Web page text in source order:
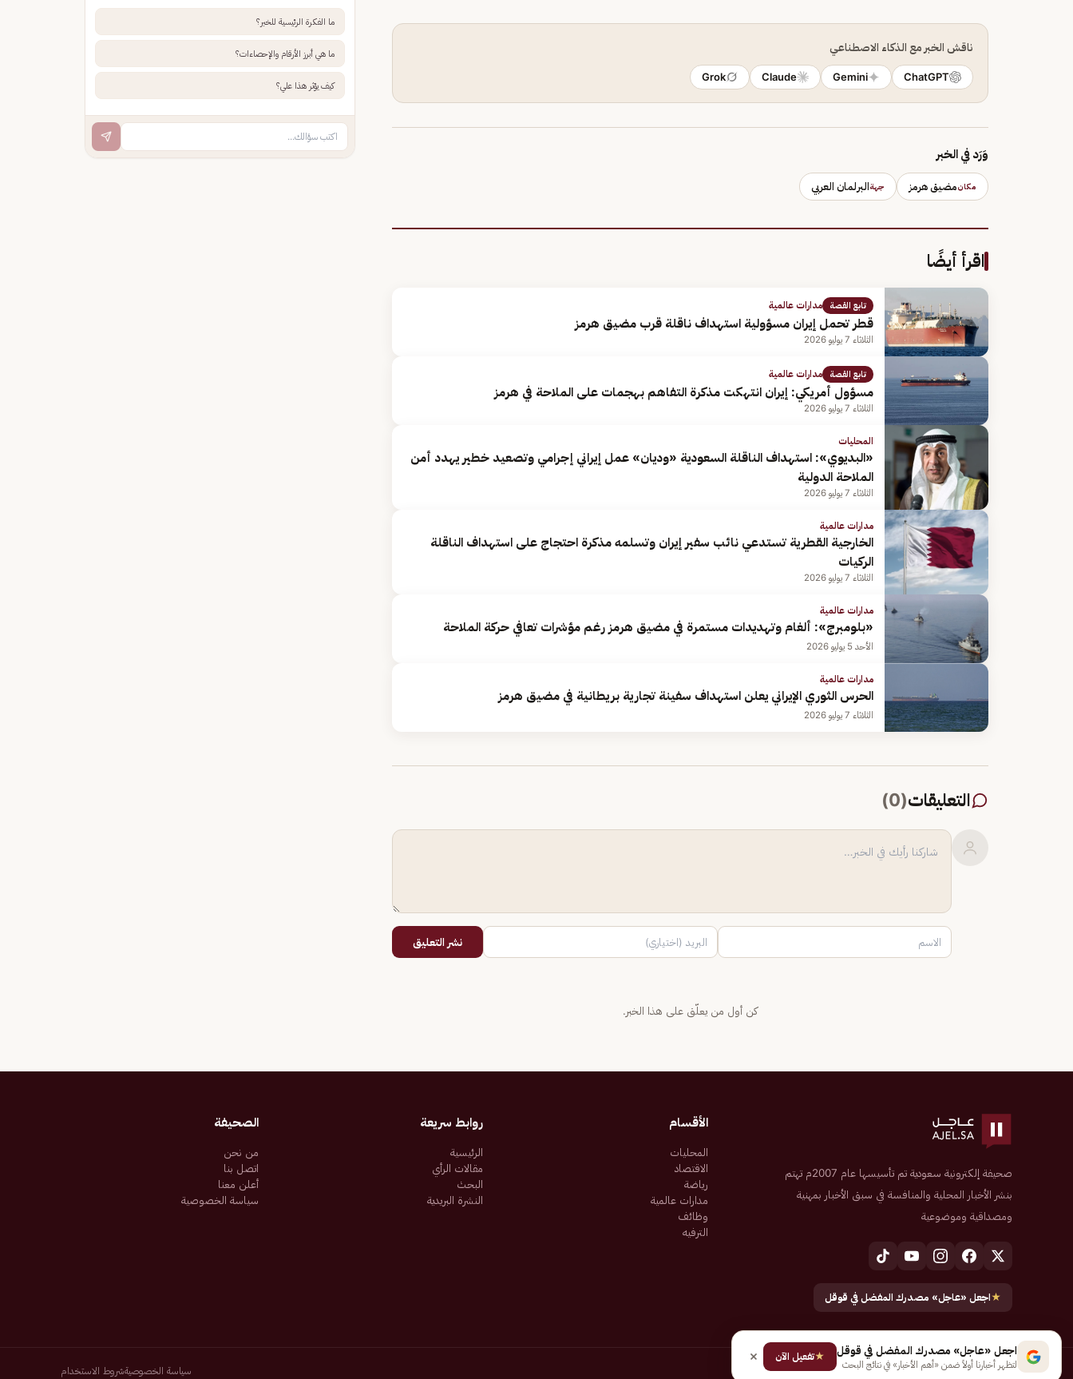
ناقش الخبر مع الذكاء الاصطناعي
ChatGPT
Gemini
Claude
Grok
وَرَد في الخبر
مكانمضيق هرمز جهةالبرلمان العربي
اقرأ أيضًا
تابع القصة مدارات عالمية
قطر تحمل إيران مسؤولية استهداف ناقلة قرب مضيق هرمز
الثلاثاء 7 يوليو 2026
تابع القصة مدارات عالمية
مسؤول أمريكي: إيران انتهكت مذكرة التفاهم بهجمات على الملاحة في هرمز
الثلاثاء 7 يوليو 2026
المحليات
«البديوي»: استهداف الناقلة السعودية «وديان» عمل إيراني إجرامي وتصعيد خطير يهدد أمن
الملاحة الدولية
الثلاثاء 7 يوليو 2026
مدارات عالمية
الخارجية القطرية تستدعي نائب سفير إيران وتسلمه مذكرة احتجاج على استهداف الناقلة
الركيات
الثلاثاء 7 يوليو 2026
مدارات عالمية
«بلومبرج»: ألغام وتهديدات مستمرة في مضيق هرمز رغم مؤشرات تعافي حركة الملاحة
الأحد 5 يوليو 2026
مدارات عالمية
الحرس الثوري الإيراني يعلن استهداف سفينة تجارية بريطانية في مضيق هرمز
الثلاثاء 7 يوليو 2026
التعليقات(
0
)
نشر التعليق
كن أول من يعلّق على هذا الخبر.
ما الفكرة الرئيسية للخبر؟
ما هي أبرز الأرقام والإحصاءات؟
كيف يؤثر هذا علي؟
صحيفة إلكترونية سعودية تم تأسيسها عام 2007م تهتم
بنشر الأخبار المحلية والمنافسة في سبق الأخبار بمهنية
ومصداقية وموضوعية
★اجعل «عاجل» مصدرك المفضل في قوقل
الأقسام
المحليات
الاقتصاد
رياضة
مدارات عالمية
وظائف
الترفيه
روابط سريعة
الرئيسية
مقالات الرأي
البحث
النشرة البريدية
الصحيفة
من نحن
اتصل بنا
أعلن معنا
سياسة الخصوصية
جميع الحقوق محفوظة لـ شركة إيجاز للنشر الإلكتروني المالكة لصحيفة عاجل سياسة الخصوصيةشروط الاستخدام
اجعل «عاجل» مصدرك المفضل في قوقل
لتظهر أخبارنا أولاً ضمن «أهم الأخبار» في نتائج البحث
★تفعيل الآن